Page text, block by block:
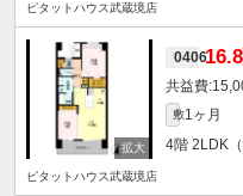
ピタットハウス武蔵境店
0406
敷1ヶ月
4階 2LDK
ピタットハウス武蔵境店